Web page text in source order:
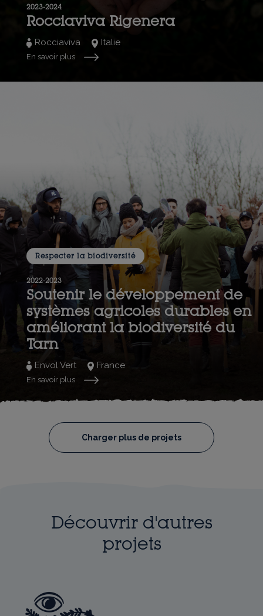
2023-2024
Rocciaviva Rigenera
Rocciaviva Italie
En savoir plus
Respecter la biodiversité
2022-2023
Soutenir le développement de
systèmes agricoles durables en
améliorant la biodiversité du
Tarn
Envol Vert France
En savoir plus
Charger plus de projets
Découvrir d'autres
projets